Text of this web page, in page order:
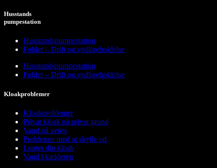
Husstands
pumpestation
Husstandspumpestation
Folder – Drift og vedligeholdelse
Husstandspumpestation
Folder – Drift og vedligeholdelse
Kloakproblemer
Kloakproblemer
Privat kloak på privat grund
Vand på vejen
Problemer med at skylle ud
Lugter din kloak
Vand i kælderen